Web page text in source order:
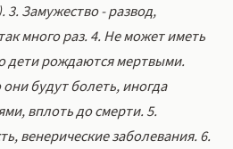
3. Замужество - развод,
много раз. 4. Не может иметь
дети рождаются мертвыми.
будут болеть, иногда
вплоть до смерти. 5.
венерические заболевания. 6.